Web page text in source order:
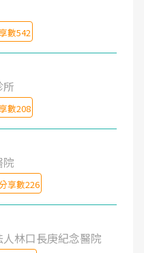
數542
所
數208
院
享數226
林口長庚紀念醫院